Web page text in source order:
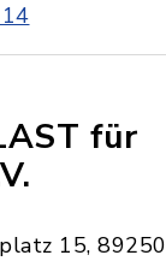
für
15, 89250